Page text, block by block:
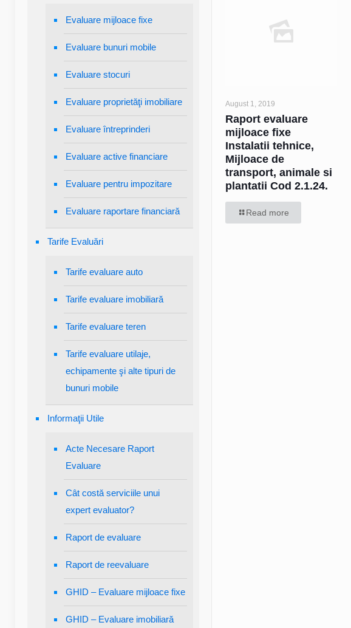
August 1, 2019
Raport evaluare
mijloace fixe
Instalatii tehnice,
Mijloace de
transport, animale si
plantatii Cod 2.1.24.
Read more
Evaluare mijloace fixe
Evaluare bunuri mobile
Evaluare stocuri
Evaluare proprietăţi imobiliare
Evaluare întreprinderi
Evaluare active financiare
Evaluare pentru impozitare
Evaluare raportare financiară
Tarife Evaluări
Tarife evaluare auto
Tarife evaluare imobiliară
Tarife evaluare teren
Tarife evaluare utilaje,
echipamente şi alte tipuri de
bunuri mobile
Informaţii Utile
Acte Necesare Raport
Evaluare
Cât costă serviciile unui
expert evaluator?
Raport de evaluare
Raport de reevaluare
GHID – Evaluare mijloace fixe
GHID – Evaluare imobiliară